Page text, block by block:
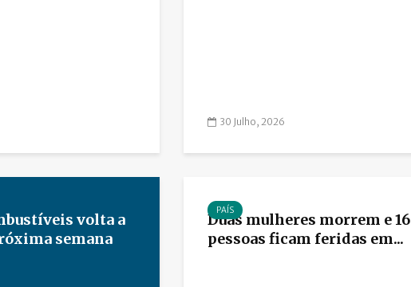
30 Julho, 2026
volta a
semana
PAÍS
Duas mulheres morrem e 16
pessoas ficam feridas em...